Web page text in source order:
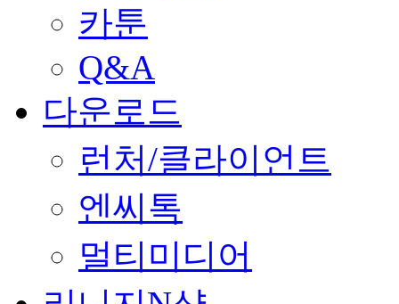
카툰
Q&A
다운로드
런처/클라이언트
엔씨톡
멀티미디어